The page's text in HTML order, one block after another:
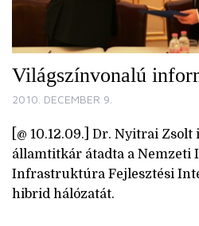
Világszínvonalú
2010. DECEMBER 9.
[@ 10.12.09.] Dr. Nyitrai
államtitkár átadta a Nemzeti
Infrastruktúra Fejlesztési
hibrid hálózatát.